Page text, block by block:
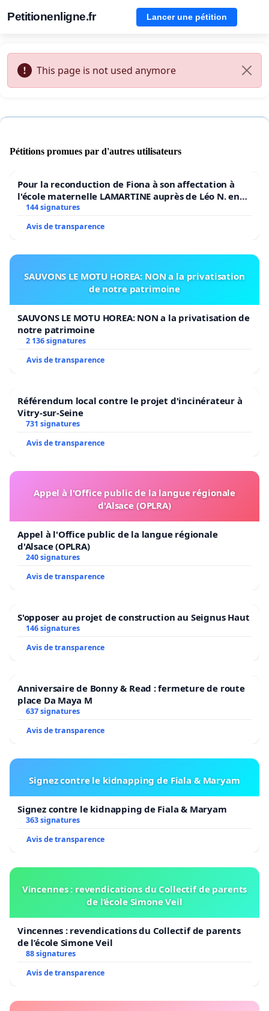
Petitionenligne.fr Lancer une pétition
This page is not used anymore
Pétitions promues par d'autres utilisateurs
Pour la reconduction de Fiona à son affectation à
l'école maternelle LAMARTINE auprès de Léo N. en
2026/2027
144 signatures
Avis de transparence
SAUVONS LE MOTU HOREA: NON a la privatisation
de notre patrimoine
SAUVONS LE MOTU HOREA: NON a la privatisation de
notre patrimoine
2 136 signatures
Avis de transparence
Référendum local contre le projet d'incinérateur à
Vitry-sur-Seine
731 signatures
Avis de transparence
Appel à l'Office public de la langue régionale
d'Alsace (OPLRA)
Appel à l'Office public de la langue régionale
d'Alsace (OPLRA)
240 signatures
Avis de transparence
S'opposer au projet de construction au Seignus Haut
146 signatures
Avis de transparence
Anniversaire de Bonny & Read : fermeture de route
place Da Maya M
637 signatures
Avis de transparence
Signez contre le kidnapping de Fiala & Maryam
Signez contre le kidnapping de Fiala & Maryam
363 signatures
Avis de transparence
Vincennes : revendications du Collectif de parents
de l’école Simone Veil
Vincennes : revendications du Collectif de parents
de l’école Simone Veil
88 signatures
Avis de transparence